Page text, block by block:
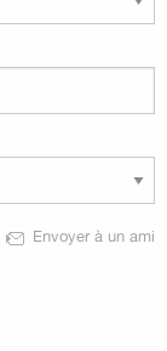
Envoyer à un ami